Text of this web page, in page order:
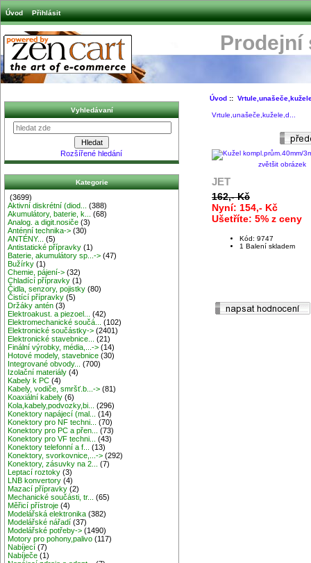
Úvod Přihlásit
Prodejní
Vyhledávaní
Rozšířené hledání
Kategorie
(3699)
Aktivní diskrétní (diod...
(388)
Akumulátory, baterie, k...
(68)
Analog. a digit.nosiče (3)
Anténní technika-> (30)
ANTÉNY...
(5)
Antistatické přípravky (1)
Baterie, akumulátory sp...-> (47)
Bužírky (1)
Chemie, pájení-> (32)
Chladící přípravky (1)
Čidla, senzory, pojistky (80)
Čistící přípravky (5)
Držáky antén (3)
Elektroakust. a piezoel...
(42)
Elektromechanické součá...
(102)
Elektronické součástky-> (2401)
Elektronické stavebnice...
(21)
Finální výrobky, média,...-> (14)
Hotové modely, stavebnice (30)
Integrované obvody...
(700)
Izolační materiály (4)
Kabely k PC (4)
Kabely, vodiče, smršť.b...-> (81)
Koaxiální kabely (6)
Kola,kabely,podvozky,bi...
(296)
Konektory napájecí (mal...
(14)
Konektory pro NF techni...
(70)
Konektory pro PC a přen...
(73)
Konektory pro VF techni...
(43)
Konektory telefonní a f...
(13)
Konektory, svorkovnice,...-> (292)
Konektory, zásuvky na 2...
(7)
Leptací roztoky (3)
LNB konvertory (4)
Mazací přípravky (2)
Mechanické součásti, tr...
(65)
Měřicí přístroje (4)
Modelářská elektronika (382)
Modelářské nářadí (37)
Modelářské potřeby-> (1490)
Motory pro pohony,palivo (117)
Nabíjecí (7)
Nabíječe (1)
Úvod::
Vrtule,unašeče,kužele,d...
zvětšit obrázek
JET
162,- Kč
Nyní: 154,- Kč
Ušetříte: 5% z ceny
Kód: 9747
1 Balení skladem